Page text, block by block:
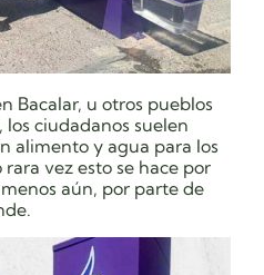
Bacalar, u otros pueblos
ciudadanos suelen
alimento y agua para los
vez esto se hace por
aún, por parte de